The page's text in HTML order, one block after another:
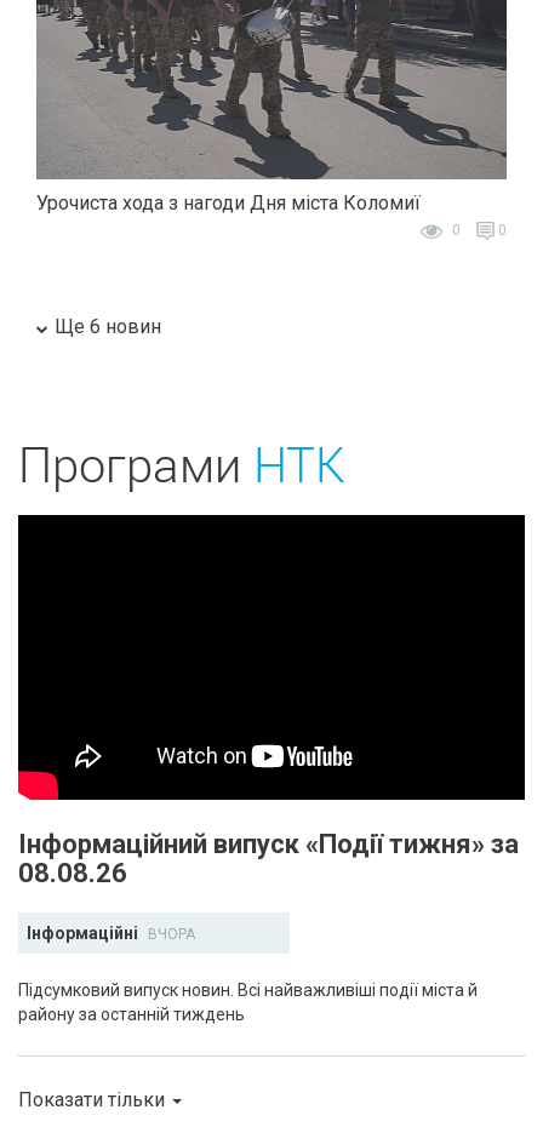
Урочиста хода з нагоди Дня міста Коломиї
0 0
Ще 6 новин
Програми НТК
Інформаційний випуск «Події тижня» за
08.08.26
Інформаційні ВЧОРА
Підсумковий випуск новин. Всі найважливіші події міста й
району за останній тиждень
Показати тільки